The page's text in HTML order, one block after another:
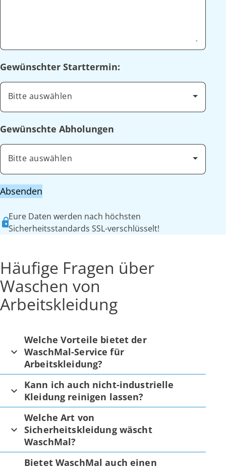
Gewünschter Starttermin:
Bitte auswählen
Gewünschte Abholungen
Bitte auswählen
Absenden
Eure Daten werden nach höchsten
Sicherheitsstandards SSL-verschlüsselt!
Häufige Fragen über
Waschen von
Arbeitskleidung
Welche Vorteile bietet der
WaschMal-Service für
Arbeitskleidung?
Kann ich auch nicht-industrielle
Kleidung reinigen lassen?
Welche Art von
Sicherheitskleidung wäscht
WaschMal?
Bietet WaschMal auch einen